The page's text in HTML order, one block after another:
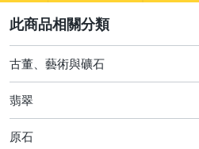
其它
[全店] 周年慶
[全店] 粉絲專享
古董、藝術與礦石
翡翠
原石